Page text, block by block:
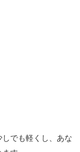
でも軽くし、あな